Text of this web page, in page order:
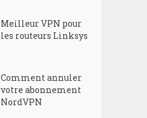
Meilleur VPN pour
les routeurs Linksys
Comment annuler
votre abonnement
NordVPN